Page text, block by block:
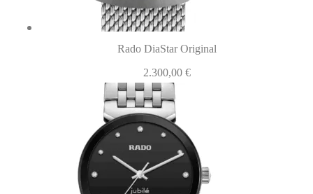
Rado DiaStar Original
2.300,00 €